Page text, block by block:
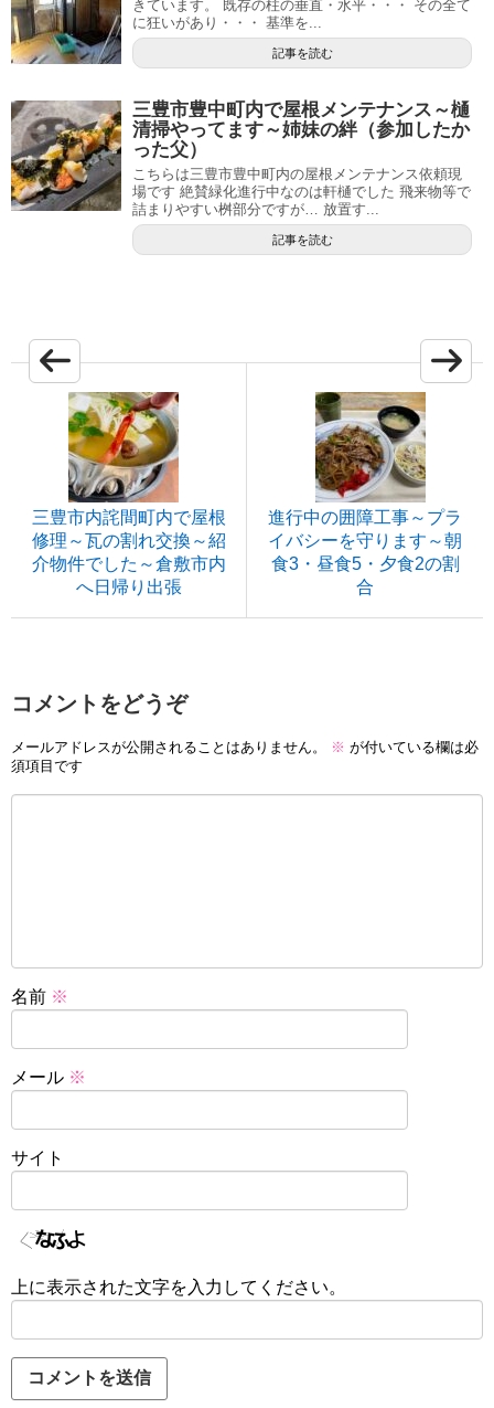
きています。 既存の柱の垂直・水平・・・ その全て
に狂いがあり・・・ 基準を...
記事を読む
三豊市豊中町内で屋根メンテナンス～樋
清掃やってます～姉妹の絆（参加したか
った父）
こちらは三豊市豊中町内の屋根メンテナンス依頼現
場です 絶賛緑化進行中なのは軒樋でした 飛来物等で
詰まりやすい桝部分ですが… 放置す...
記事を読む
三豊市内詫間町内で屋根
修理～瓦の割れ交換～紹
介物件でした～倉敷市内
へ日帰り出張
進行中の囲障工事～プラ
イバシーを守ります～朝
食3・昼食5・夕食2の割
合
コメントをどうぞ
メールアドレスが公開されることはありません。 ※ が付いている欄は必
須項目です
名前 ※
メール ※
サイト
上に表示された文字を入力してください。